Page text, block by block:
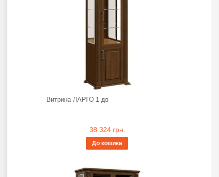
Витрина ЛАРГО 1 дв
38 324 грн.
До кошика